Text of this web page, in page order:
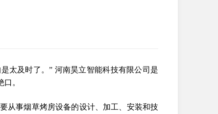
太及时了。” 河南昊立智能科技有限公司是
。
从事烟草烤房设备的设计、加工、安装和技